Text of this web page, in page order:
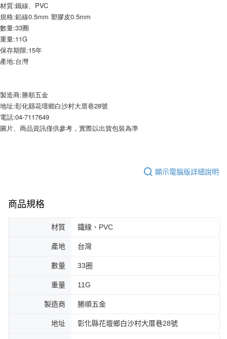
【注意事項】
１．透過由恩沛科技股份有限公司提供之「AFTEE先享後付」服務完成之交
易，需依本服務之必要範圍內提供個人資料，並將交易相關給付款項請求債
權轉讓予恩沛科技股份有限公司。
２．關於個人資料處理事宜，請瀏覽以下網址：
https://aftee.tw/terms/#terms3
４．使用「AFTEE先享後付」時，將依據個別帳號之用戶狀況，依本公司即
時審查核予不同之上限額度；若仍有額度不足之情形，本公司將視審查結果
請求用戶進行身份認證。
５．嚴禁一人註冊多個帳號或使用他人資訊註冊。若發現惡意使用之情形，
恩沛科技股份有限公司將有權停止該用戶之使用額度並採取法律行動。
宅配
每筆NT$120，滿NT$899(含以上)免運費
材質:鐵線、PVC
規格:鉛線0.5mm 塑膠皮0.5mm
數量:33圈
重量:11G
保存期限:15年
產地:台灣
製造商:勝順五金
地址:彰化縣花壇鄉白沙村大厝巷28號
電話:04-7117649
圖片、商品資訊僅供參考，實際以出貨包裝為準
顯示電腦版詳細說明
商品規格
材質 鐵線、PVC
產地 台灣
數量 33圈
重量 11G
製造商 勝順五金
地址 彰化縣花壇鄉白沙村大厝巷28號